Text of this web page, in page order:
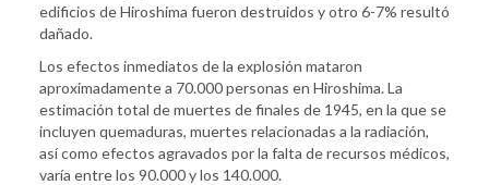
edificios de Hiroshima fueron destruidos y otro 6-7% resultó
dañado.
Los efectos inmediatos de la explosión mataron
aproximadamente a 70.000 personas en Hiroshima. La
estimación total de muertes de finales de 1945, en la que se
incluyen quemaduras, muertes relacionadas a la radiación,
así como efectos agravados por la falta de recursos médicos,
varía entre los 90.000 y los 140.000.